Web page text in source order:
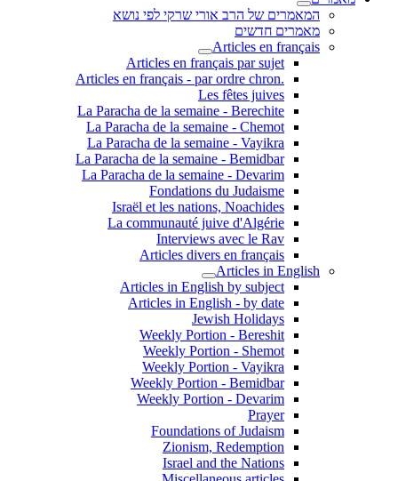
המאמרים של הרב אורי שרקי לפי נושא
מאמרים חדשים
Articles en français
Articles en français par sujet
.Articles en français - par ordre chron
Les fêtes juives
La Paracha de la semaine - Berechite
La Paracha de la semaine - Chemot
La Paracha de la semaine - Vayikra
La Paracha de la semaine - Bemidbar
La Paracha de la semaine - Devarim
Fondations du Judaisme
Israël et les nations, Noachides
La communauté juive d'Algérie
Interviews avec le Rav
Articles divers en français
Articles in English
Articles in English by subject
Articles in English - by date
Jewish Holidays
Weekly Portion - Bereshit
Weekly Portion - Shemot
Weekly Portion - Vayikra
Weekly Portion - Bemidbar
Weekly Portion - Devarim
Prayer
Foundations of Judaism
Zionism, Redemption
Israel and the Nations